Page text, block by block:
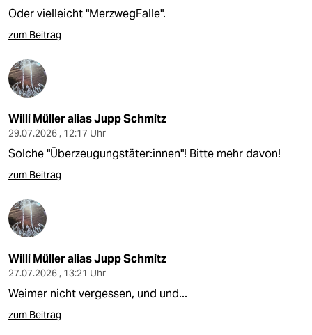
Oder vielleicht "MerzwegFalle".
zum Beitrag
Willi Müller alias Jupp Schmitz
29.07.2026 , 12:17 Uhr
Solche "Überzeugungstäter:innen"! Bitte mehr davon!
zum Beitrag
Willi Müller alias Jupp Schmitz
27.07.2026 , 13:21 Uhr
Weimer nicht vergessen, und und...
zum Beitrag